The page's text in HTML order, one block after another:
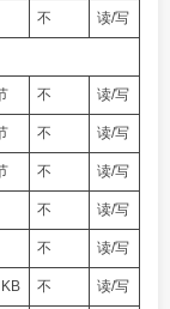
不 读/写
不 读/写
不 读/写
不 读/写
不 读/写
不 读/写
不 读/写